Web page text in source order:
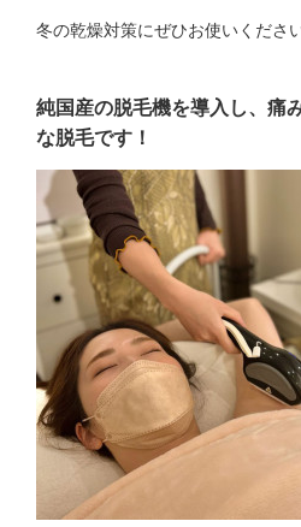
冬の乾燥対策にぜひお使いください
純国産の脱毛機を導入し、痛
な脱毛です！